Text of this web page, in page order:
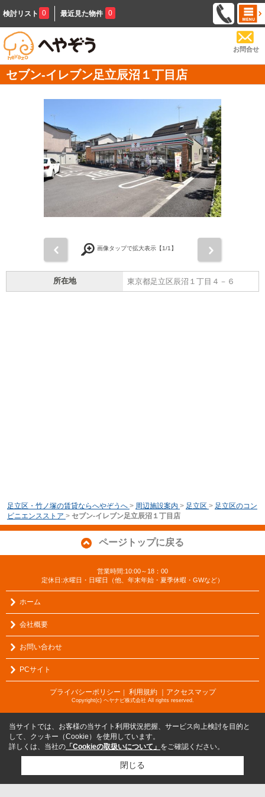
検討リスト 0 最近見た物件 0
お問合せ
セブン-イレブン足立辰沼１丁目店
画像タップで拡大表示【1/1】
所在地 東京都足立区辰沼１丁目４－６
足立区・竹ノ塚の賃貸ならへやぞうへ > 周辺施設案内 > 足立区 > 足立区のコン
ビニエンスストア > セブン-イレブン足立辰沼１丁目店
ページトップに戻る
営業時間:10:00～18：00
定休日:水曜日・日曜日（他、年末年始・夏季休暇・GWなど）
ホーム
会社概要
お問い合わせ
PCサイト
プライバシーポリシー 利用規約 ｜アクセスマップ
Copyright(c) ヘヤナビ株式会社 All rights reserved.
当サイトでは、お客様の当サイト利用状況把握、サービス向上検討を目的と
して、クッキー（Cookie）を使用しています。
詳しくは、当社の 「Cookieの取扱いについて」 をご確認ください。
閉じる